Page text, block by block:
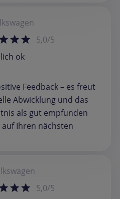
5,0/5
ok
Feedback – es freut
Abwicklung und das
als gut empfunden
Ihren nächsten
5,0/5